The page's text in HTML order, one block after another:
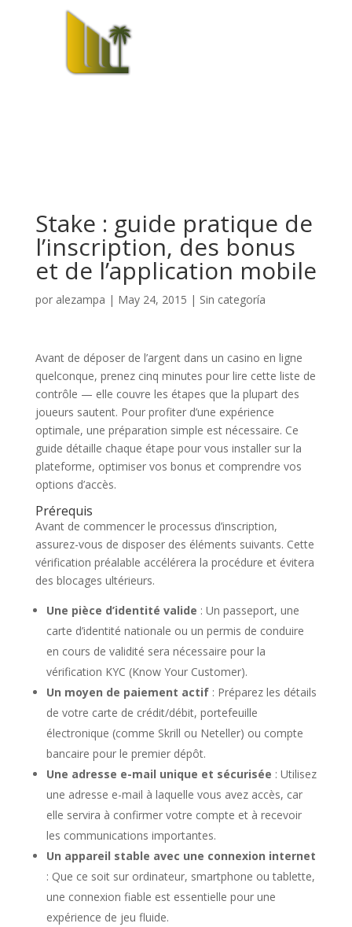
Stake : guide pratique de
l’inscription, des bonus
et de l’application mobile
por alezampa | May 24, 2015 | Sin categoría
Avant de déposer de l’argent dans un casino en ligne
quelconque, prenez cinq minutes pour lire cette liste de
contrôle — elle couvre les étapes que la plupart des
joueurs sautent. Pour profiter d’une expérience
optimale, une préparation simple est nécessaire. Ce
guide détaille chaque étape pour vous installer sur la
plateforme, optimiser vos bonus et comprendre vos
options d’accès.
Prérequis
Avant de commencer le processus d’inscription,
assurez-vous de disposer des éléments suivants. Cette
vérification préalable accélérera la procédure et évitera
des blocages ultérieurs.
Une pièce d’identité valide : Un passeport, une
carte d’identité nationale ou un permis de conduire
en cours de validité sera nécessaire pour la
vérification KYC (Know Your Customer).
Un moyen de paiement actif: Préparez les détails
de votre carte de crédit/débit, portefeuille
électronique (comme Skrill ou Neteller) ou compte
bancaire pour le premier dépôt.
Une adresse e-mail unique et sécurisée : Utilisez
une adresse e-mail à laquelle vous avez accès, car
elle servira à confirmer votre compte et à recevoir
les communications importantes.
Un appareil stable avec une connexion internet
: Que ce soit sur ordinateur, smartphone ou tablette,
une connexion fiable est essentielle pour une
expérience de jeu fluide.